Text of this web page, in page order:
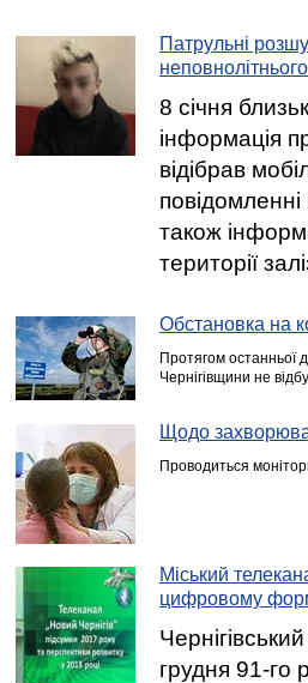
Патрульні
8 січня
інформація
відібрав
також
території
Обстановка на
Протягом останньої
Чернігівщини не
Щодо
Проводиться
Міський
цифровому
грудня 91-го